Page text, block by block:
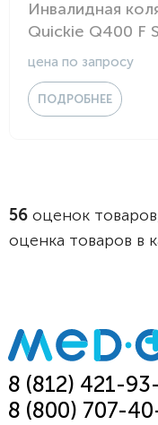
Инвалидная
Quickie Q400 F
цена по запросу
ПОДРОБНЕЕ
56 оценок
оценка товаров в
8 (812) 421-
8 (800) 707-